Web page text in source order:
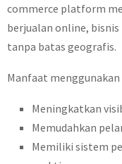
commerce platform
berjualan online,
tanpa batas geografis.
Manfaat
Meningkatkan
Memudahkan
Memiliki sistem